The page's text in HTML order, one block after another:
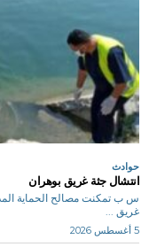
حوادث
انتشال جثة غريق بوهران
غريق ...
5 أغسطس 2026